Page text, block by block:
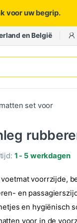
voor uw begrip.
en België
set voor
1 - 5 werkdagen
voorrzijde,
en
en hygiënisch
voor in de